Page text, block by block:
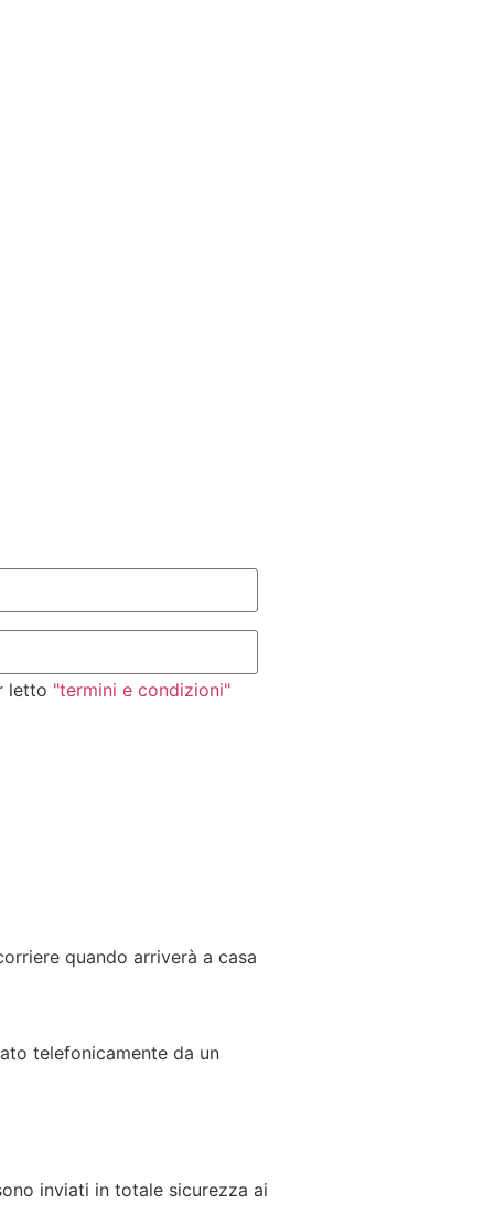
letto "termini e condizioni"
quando arriverà a casa
telefonicamente da un
inviati in totale sicurezza ai